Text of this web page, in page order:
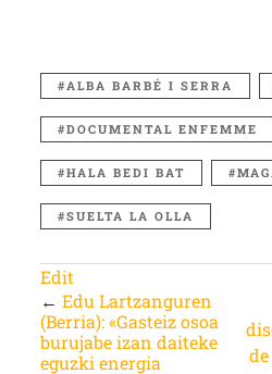
ALBA BARBÉ I SERRA
DOCUMENTAL ENFEMME
HALA BEDI BAT
SUELTA LA OLLA
Edit
← Edu Lartzanguren
(Berria): «Gasteiz osoa
burujabe izan daiteke
eguzki energia